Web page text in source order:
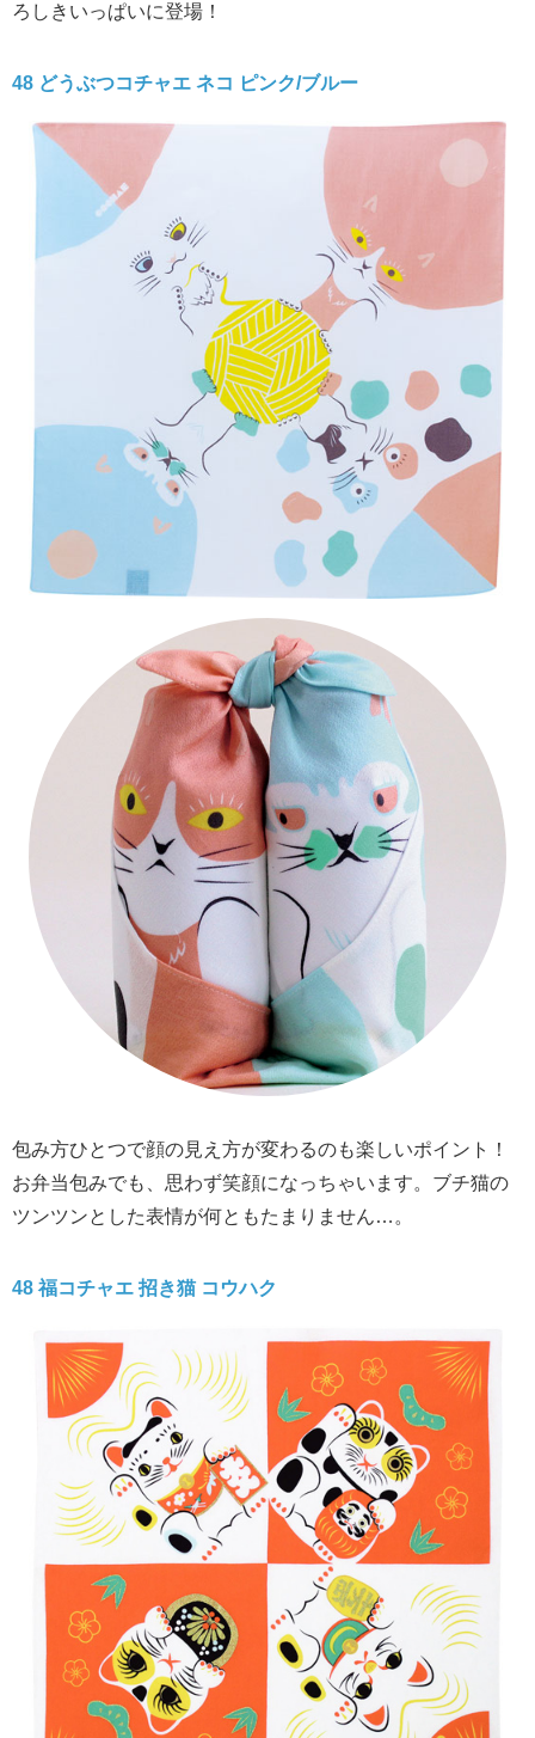
ろしきいっぱいに登場！
48 どうぶつコチャエ ネコ ピンク/ブルー
包み方ひとつで顔の見え方が変わるのも楽しいポイント！
お弁当包みでも、思わず笑顔になっちゃいます。ブチ猫の
ツンツンとした表情が何ともたまりません…。
48 福コチャエ 招き猫 コウハク